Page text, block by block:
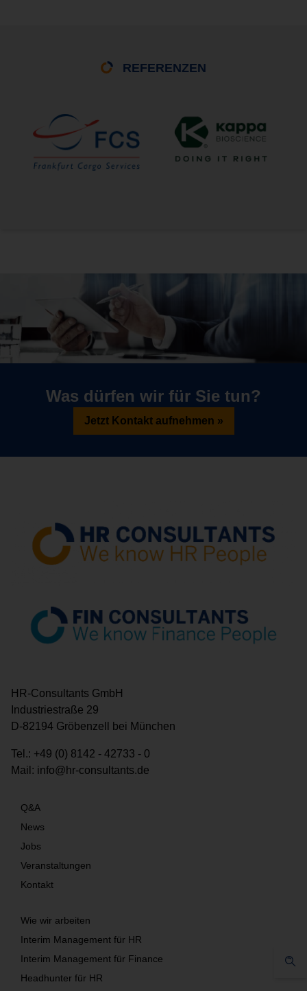
REFERENZEN
Was dürfen wir für Sie tun?
Jetzt Kontakt aufnehmen »
HR-Consultants GmbH
Industriestraße 29
D-82194 Gröbenzell bei München
Tel.: +49 (0) 8142 - 42733 - 0
Mail: info@hr-consultants.de
Q&A
News
Jobs
Veranstaltungen
Kontakt
Wie wir arbeiten
Interim Management für HR
Interim Management für Finance
Headhunter für HR